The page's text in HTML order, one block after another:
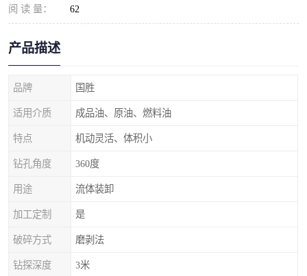
阅 读 量： 62
产品描述
品牌 国胜
适用介质 成品油、原油、燃料油
特点 机动灵活、体积小
钻孔角度 360度
用途 流体装卸
加工定制 是
破碎方式 磨剥法
钻探深度 3米